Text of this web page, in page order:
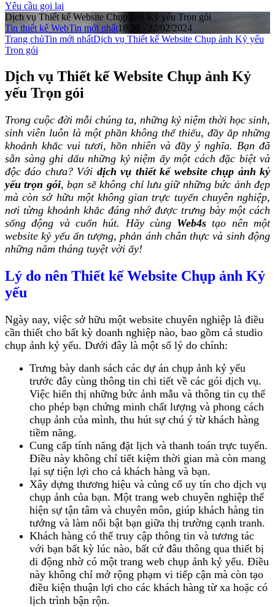
Yêu cầu gọi lại
Dịch vụ Thiết kế Website Chụp ảnh Kỷ yếu Trọn gói
Tin thiết kế WebTin mới nhất18:30 - 22/02/2024
Trang chủTin mới nhấtDịch vụ Thiết kế Website Chụp ảnh Kỷ yếu
Trọn gói
Dịch vụ Thiết kế Website Chụp ảnh Kỷ
yếu Trọn gói
Trong cuộc đời mỗi chúng ta, những kỷ niệm thời học sinh,
sinh viên luôn là một phần không thể thiếu, đầy ắp những
khoảnh khắc vui tươi, hồn nhiên và đầy ý nghĩa. Bạn đã
sẵn sàng ghi dấu những kỷ niệm ấy một cách đặc biệt và
độc đáo chưa? Với dịch vụ thiết kế website chụp ảnh kỷ
yếu trọn gói, bạn sẽ không chỉ lưu giữ những bức ảnh đẹp
mà còn sở hữu một không gian trực tuyến chuyên nghiệp,
nơi từng khoảnh khắc đáng nhớ được trưng bày một cách
sống động và cuốn hút. Hãy cùng Web4s tạo nên một
website kỷ yếu ấn tượng, phản ánh chân thực và sinh động
những năm tháng tuyệt vời ấy!
Lý do nên Thiết kế Website Chụp ảnh Kỷ
yếu
Ngày nay, việc sở hữu một website chuyên nghiệp là điều
cần thiết cho bất kỳ doanh nghiệp nào, bao gồm cả studio
chụp ảnh kỷ yếu. Dưới đây là một số lý do chính:
Trưng bày danh sách các dự án chụp ảnh kỷ yếu
trước đây cùng thông tin chi tiết về các gói dịch vụ.
Việc hiển thị những bức ảnh mẫu và thông tin cụ thể
cho phép bạn chứng minh chất lượng và phong cách
chụp ảnh của mình, thu hút sự chú ý từ khách hàng
tiềm năng.
Cung cấp tính năng đặt lịch và thanh toán trực tuyến.
Điều này không chỉ tiết kiệm thời gian mà còn mang
lại sự tiện lợi cho cả khách hàng và bạn.
Xây dựng thương hiệu và củng cố uy tín cho dịch vụ
chụp ảnh của bạn. Một trang web chuyên nghiệp thể
hiện sự tận tâm và chuyên môn, giúp khách hàng tin
tưởng và làm nổi bật bạn giữa thị trường cạnh tranh.
Khách hàng có thể truy cập thông tin và tương tác
với bạn bất kỳ lúc nào, bất cứ đâu thông qua thiết bị
di động nhờ có một trang web chụp ảnh kỷ yếu. Điều
này không chỉ mở rộng phạm vi tiếp cận mà còn tạo
điều kiện thuận lợi cho các khách hàng từ xa hoặc có
lịch trình bận rộn.